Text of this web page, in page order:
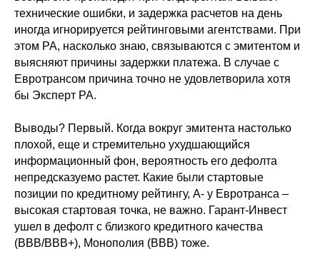
технические ошибки, и задержка расчетов на день
иногда игнорируется рейтинговыми агентствами. При
этом РА, насколько знаю, связываются с эмитентом и
выясняют причины задержки платежа. В случае с
Евротрансом причина точно не удовлетворила хотя
бы Эксперт РА.
Выводы? Первый. Когда вокруг эмитента настолько
плохой, еще и стремительно ухудшающийся
информационный фон, вероятность его дефолта
непредсказуемо растет. Какие были стартовые
позиции по кредитному рейтингу, A- у Евротранса –
высокая стартовая точка, не важно. Гарант-Инвест
ушел в дефолт с близкого кредитного качества
(BBB/BBB+), Монополия (BBB) тоже.